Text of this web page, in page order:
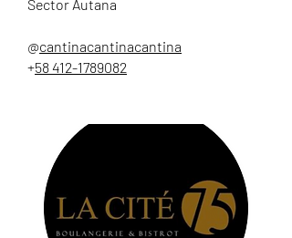
Sector Autana
@cantinacantinacantina
+58 412-1789082